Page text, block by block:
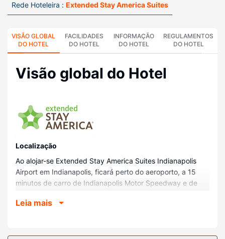
Rede Hoteleira : Extended Stay America Suites
VISÃO GLOBAL
DO HOTEL
FACILIDADES
DO HOTEL
INFORMAÇÃO
DO HOTEL
REGULAMENTOS
DO HOTEL
Visão global do Hotel
Localização
Ao alojar-se Extended Stay America Suites Indianapolis
Airport em Indianapolis, ficará perto do aeroporto, a 15
minutos de carro de Indianapolis Motor Speedway e de
Indianapolis Zoo e a 12,2 km (7,6 mi) de Gainbridge
Leia mais